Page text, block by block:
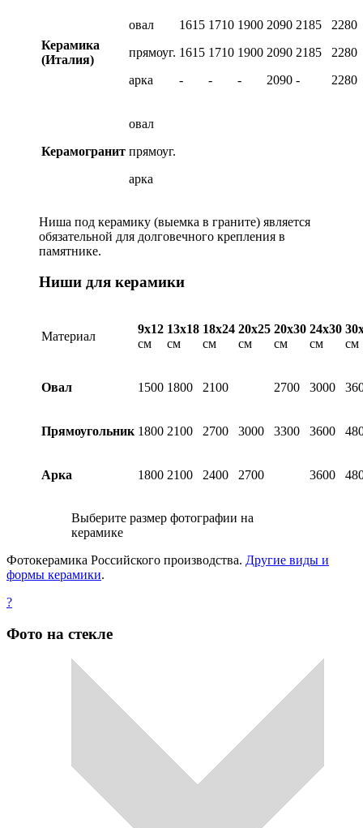
Керамика
(Италия)
овал
прямоуг.
арка
1615
1615
-
1710
1710
-
1900
1900
-
2090
2090
2090
2185
2185
-
2280
2280
2280
Керамогранит
овал
прямоуг.
арка
Ниша под керамику (выемка в граните) является
обязательной для долговечного крепления в
памятнике.
Ниши для керамики
Материал
9х12
см
13х18
см
18х24
см
20х25
см
20х30
см
24х30
см
см
Овал 1500 1800 2100 2700 3000
Прямоугольник 1800 2100 2700 3000 3300 3600
Арка 1800 2100 2400 2700 3600
Выберите размер фотографии на
керамике
Фотокерамика Российского производства. Другие виды и
формы керамики.
?
Фото на стекле